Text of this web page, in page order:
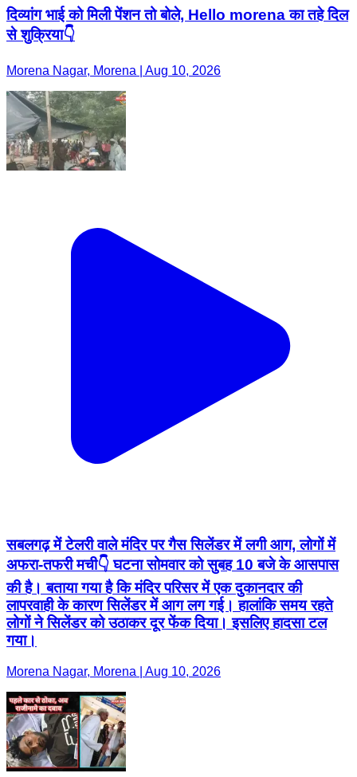
दिव्यांग भाई को मिली पेंशन तो बोले, Hello morena का तहे दिल
से शुक्रिया👇
Morena Nagar, Morena | Aug 10, 2026
सबलगढ़ में टेलरी वाले मंदिर पर गैस सिलेंडर में लगी आग, लोगों में
अफरा-तफरी मची👇 घटना सोमवार को सुबह 10 बजे के आसपास
की है। बताया गया है कि मंदिर परिसर में एक दुकानदार की
लापरवाही के कारण सिलेंडर में आग लग गई। हालांकि समय रहते
लोगों ने सिलेंडर को उठाकर दूर फेंक दिया। इसलिए हादसा टल
गया।
Morena Nagar, Morena | Aug 10, 2026